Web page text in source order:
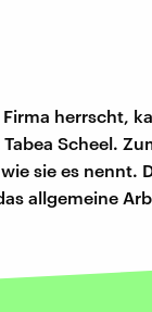
herrscht,
Scheel.
sie es nennt.
allgemeine